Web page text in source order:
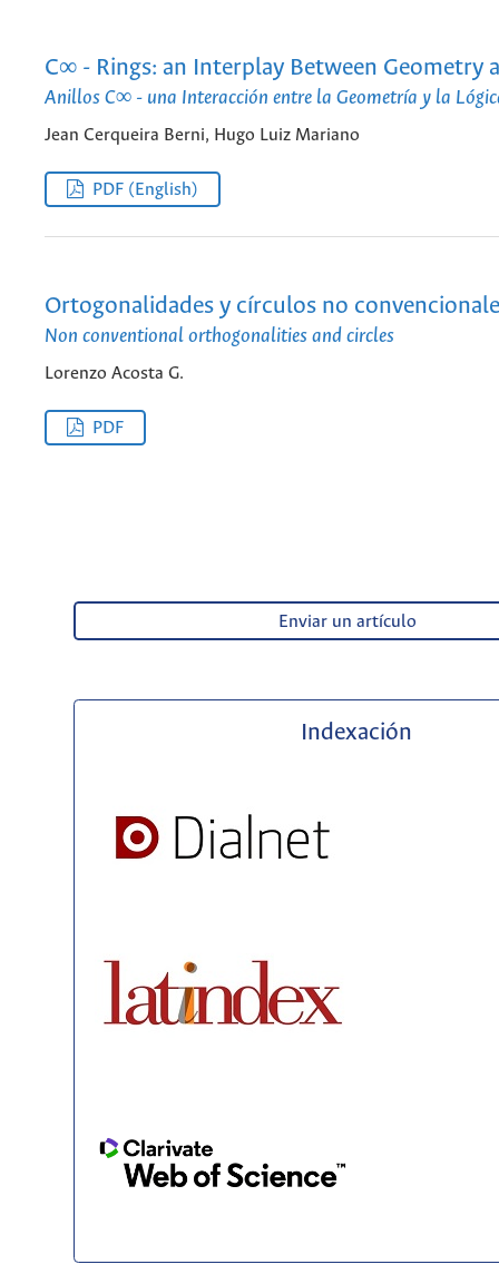
C∞ - Rings: an Interplay Between Geometry
Anillos C∞ - una Interacción entre la Geometría y la
Jean Cerqueira Berni, Hugo Luiz Mariano
PDF (English)
Ortogonalidades y círculos no
Non conventional orthogonalities and circles
Lorenzo Acosta G.
PDF
Enviar un artículo
Indexación